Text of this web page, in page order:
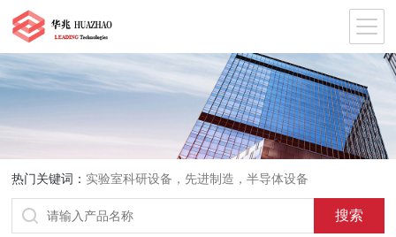
热门关键词： 实验室科研设备，先进制造，半导体设备